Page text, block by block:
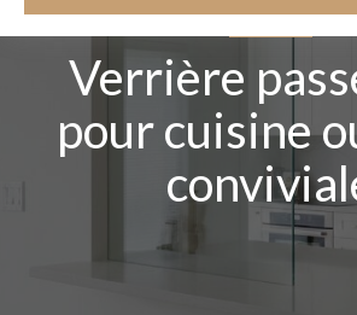
Verrière
pour cuisine